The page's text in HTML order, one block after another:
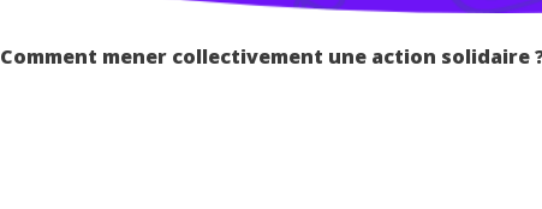
Comment mener collectivement une action solidaire